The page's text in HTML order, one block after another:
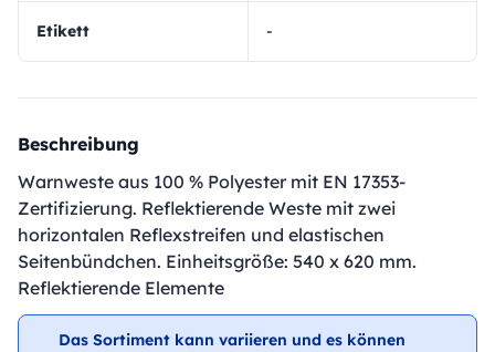
Etikett -
Beschreibung
Warnweste aus 100 % Polyester mit EN 17353-
Zertifizierung. Reflektierende Weste mit zwei
horizontalen Reflexstreifen und elastischen
Seitenbündchen. Einheitsgröße: 540 x 620 mm.
Reflektierende Elemente
Das Sortiment kann variieren und es können